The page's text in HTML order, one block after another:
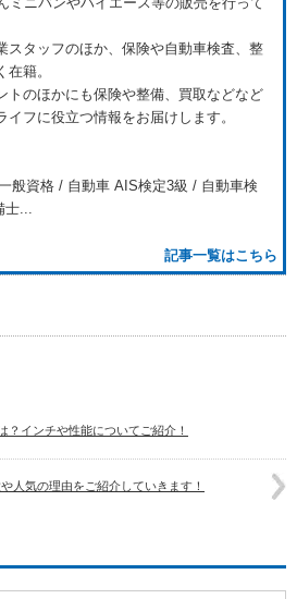
ミニバンやハイエース等の販売を行って
スタッフのほか、保険や自動車検査、整
籍。
トのほかにも保険や整備、買取などなど
フに役立つ情報をお届けします。
般資格 / 自動車 AIS検定3級 / 自動車検
士...
記事一覧はこちら
？インチや性能についてご紹介！
人気の理由をご紹介していきます！